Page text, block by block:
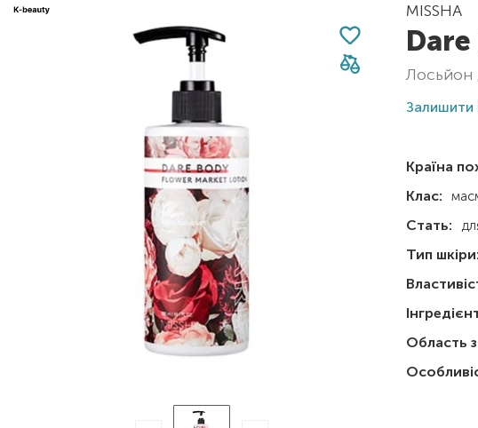
MISSHA
лосьйон
Залишити
Країна
Клас:
Стать:
Тип шкіри:
Область